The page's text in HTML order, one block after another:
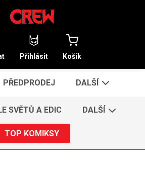
Přihlásit Košík
PŘEDPRODEJ DALŠÍ
SVĚTŮ A EDIC DALŠÍ
TOP KOMIKSY